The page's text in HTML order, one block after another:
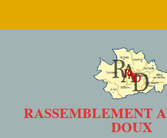
RASSEMBLEMENT
DOUX